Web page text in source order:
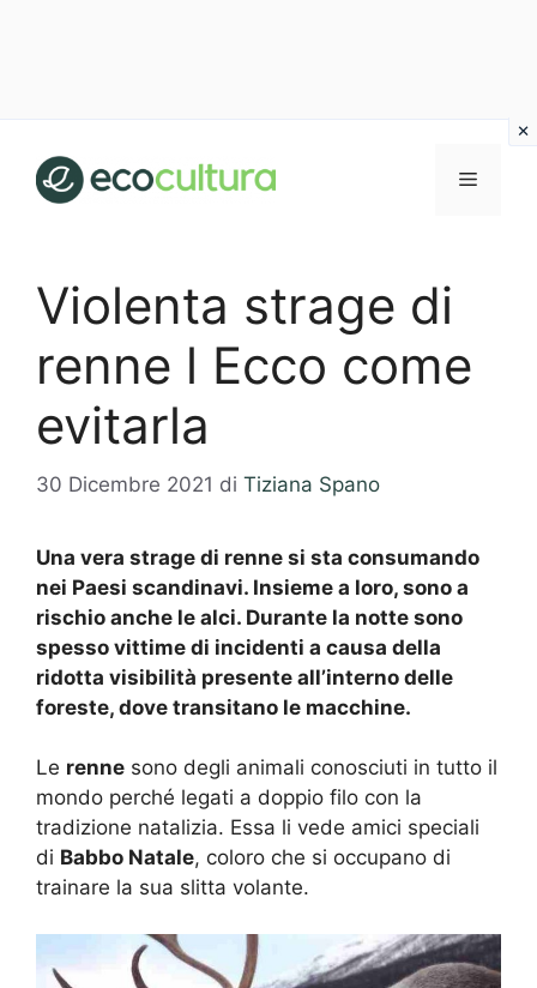
contenuto
MENU
Violenta strage di
renne l Ecco come
evitarla
30 Dicembre 2021 di Tiziana Spano
Una vera strage di renne si sta consumando
nei Paesi scandinavi. Insieme a loro, sono a
rischio anche le alci. Durante la notte sono
spesso vittime di incidenti a causa della
ridotta visibilità presente all’interno delle
foreste, dove transitano le macchine.
Le renne sono degli animali conosciuti in tutto il
mondo perché legati a doppio filo con la
tradizione natalizia. Essa li vede amici speciali
di Babbo Natale, coloro che si occupano di
trainare la sua slitta volante.